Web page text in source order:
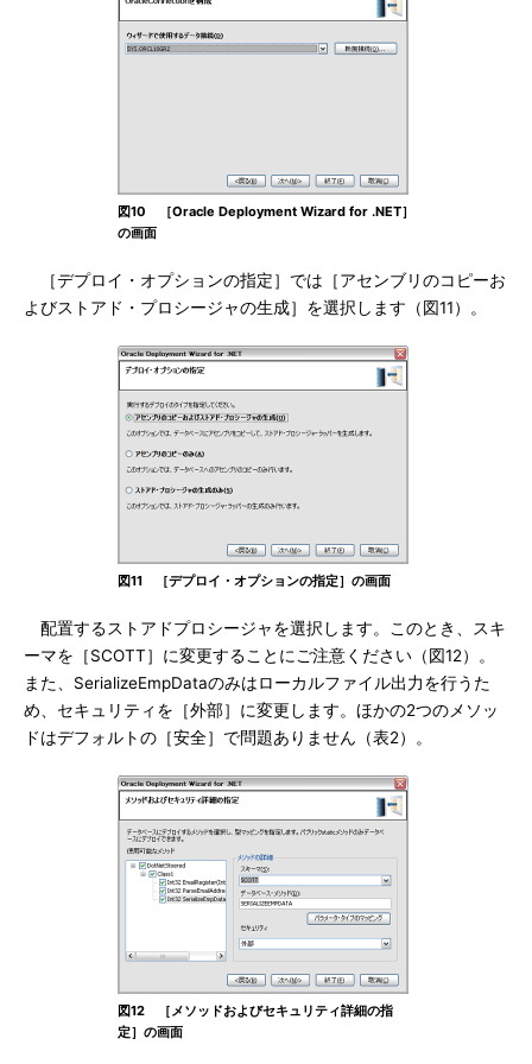
図10 ［Oracle Deployment Wizard for .NET］
の画面
［デプロイ・オプションの指定］では［アセンブリのコピーお
よびストアド・プロシージャの生成］を選択します（図11）。
図11 ［デプロイ・オプションの指定］の画面
配置するストアドプロシージャを選択します。このとき、スキ
ーマを［SCOTT］に変更することにご注意ください（図12）。
また、SerializeEmpDataのみはローカルファイル出力を行うた
め、セキュリティを［外部］に変更します。ほかの2つのメソッ
ドはデフォルトの［安全］で問題ありません（表2）。
図12 ［メソッドおよびセキュリティ詳細の指
定］の画面